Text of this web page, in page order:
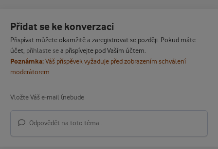
Přidat se ke konverzaci
Přispívat můžete okamžitě a zaregistrovat se později. Pokud máte
účet, přihlaste sea přispívejte pod Vaším účtem.
Poznámka:Váš příspěvek vyžaduje před zobrazením schválení
moderátorem.
Odpovědět na toto téma...